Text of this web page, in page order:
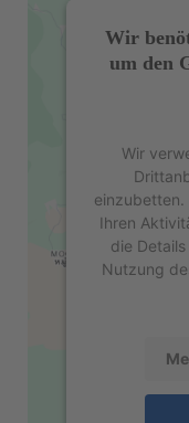
Wir
um den
Wir
einzubetten.
Ihren
die
Nutzung